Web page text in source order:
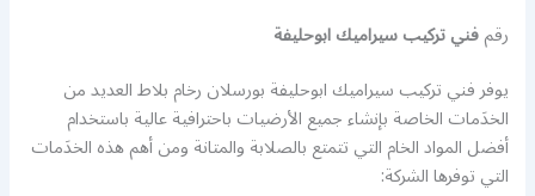
رقمفني تركيب سيراميك ابوحليفة
يوفر فني تركيب سيراميك ابوحليفة بورسلان رخام بلاط العديد من
الخدَمات الخاصة بإنشاء جميع الأرضيات باحترافية عالية باستخدام
أفضل المواد الخام التي تتمتع بالصلابة والمتانة ومن أهم هذه الخدَمات
التي توفرها الشركة: